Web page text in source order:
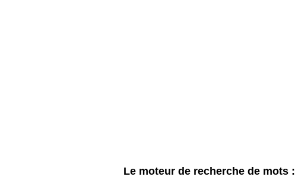
Le moteur de recherche de mots :